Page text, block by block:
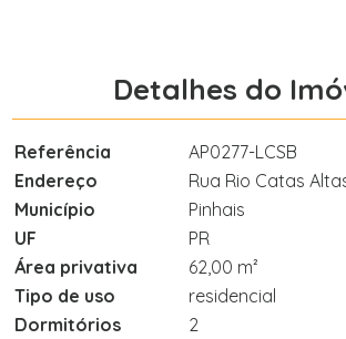
Detalhes do
Referência
AP0277-LCSB
Endereço
Rua Rio Catas
Município
Pinhais
UF
PR
Área privativa
62,00 m²
Tipo de uso
residencial
Dormitórios
2